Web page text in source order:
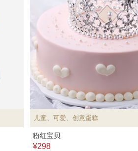
儿童、可爱、创意蛋糕
粉红宝贝
¥298